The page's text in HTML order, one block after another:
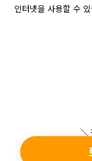
인터넷을 사용할 수
＼